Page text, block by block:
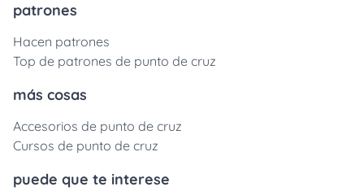
patrones
Hacen patrones
Top de patrones de punto de cruz
más cosas
Accesorios de punto de cruz
Cursos de punto de cruz
puede que te interese